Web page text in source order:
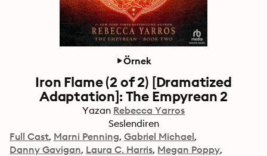
Örnek
Iron Flame (2 of 2) [Dramatized
Adaptation]: The Empyrean 2
Yazan Rebecca Yarros
Seslendiren
Full Cast Marni Penning Gabriel Michael
Danny Gavigan Laura C. Harris Megan Poppy